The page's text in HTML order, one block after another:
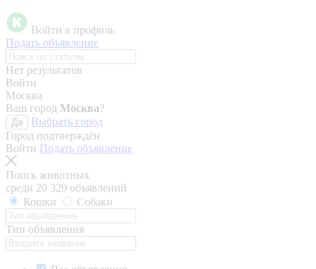
Войти в профиль
Подать объявление
Нет результатов
Войти
Москва
Ваш город Москва?
Да
Выбрать город
Город подтверждён
Войти Подать объявление
Поиск животных
среди 20 329 объявлений
Кошки
Собаки
Тип объявления